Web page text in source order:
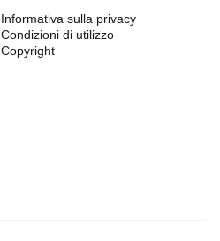
Informativa sulla privacy
Condizioni di utilizzo
Copyright